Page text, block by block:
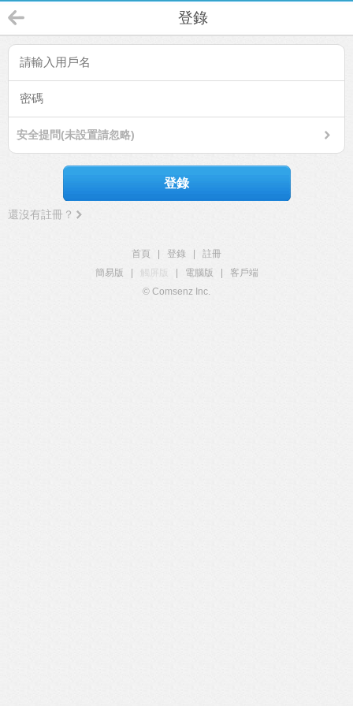
登錄
安全提問(未設置請忽略)
登錄
還沒有註冊？
首頁 登錄
註冊
簡易版
觸屏版 電腦版
客戶端
© Comsenz Inc.